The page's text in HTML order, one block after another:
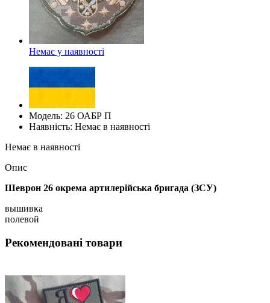
Немає у наявності
Модель: 26 ОАБР П
Наявність: Немає в наявності
Немає в наявності
Опис
Шеврон 26 окрема артилерійська бригада (ЗСУ)
вышивка
полевой
Рекомендовані товари